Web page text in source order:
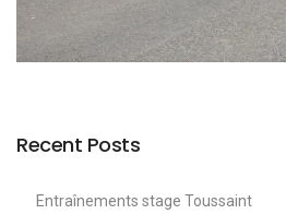
Recent Posts
Entraînements stage Toussaint